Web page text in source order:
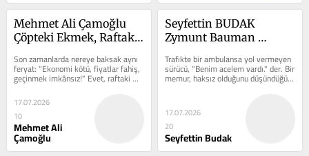
Mehmet Ali Çamoğlu
Çöpteki Ekmek, Raftaki
Bereket
Son zamanlarda nereye baksak aynı
feryat: "Ekonomi kötü, fiyatlar fahiş,
geçinmek imkânsız!" Evet, raftaki
etiketler ile...
17.07.2026
10
Mehmet Ali
Çamoğlu
Seyfettin BUDAK
Zymunt Bauman
Dünyada Ahlaki
Sorumluluğumuzu
Trafikte bir ambulansa yol vermeyen
sürücü, "Benim acelem vardı." der. Bir
memur, haksız olduğunu düşündüğü
bir kararı...
17.07.2026
20
Seyfettin Budak